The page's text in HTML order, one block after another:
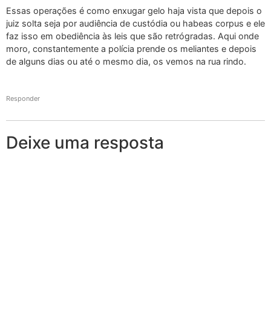
Essas operações é como enxugar gelo haja vista que depois o
juiz solta seja por audiência de custódia ou habeas corpus e ele
faz isso em obediência às leis que são retrógradas. Aqui onde
moro, constantemente a polícia prende os meliantes e depois
de alguns dias ou até o mesmo dia, os vemos na rua rindo.
Responder
Deixe uma resposta